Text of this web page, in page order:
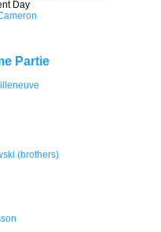
Day
Partie
(brothers)